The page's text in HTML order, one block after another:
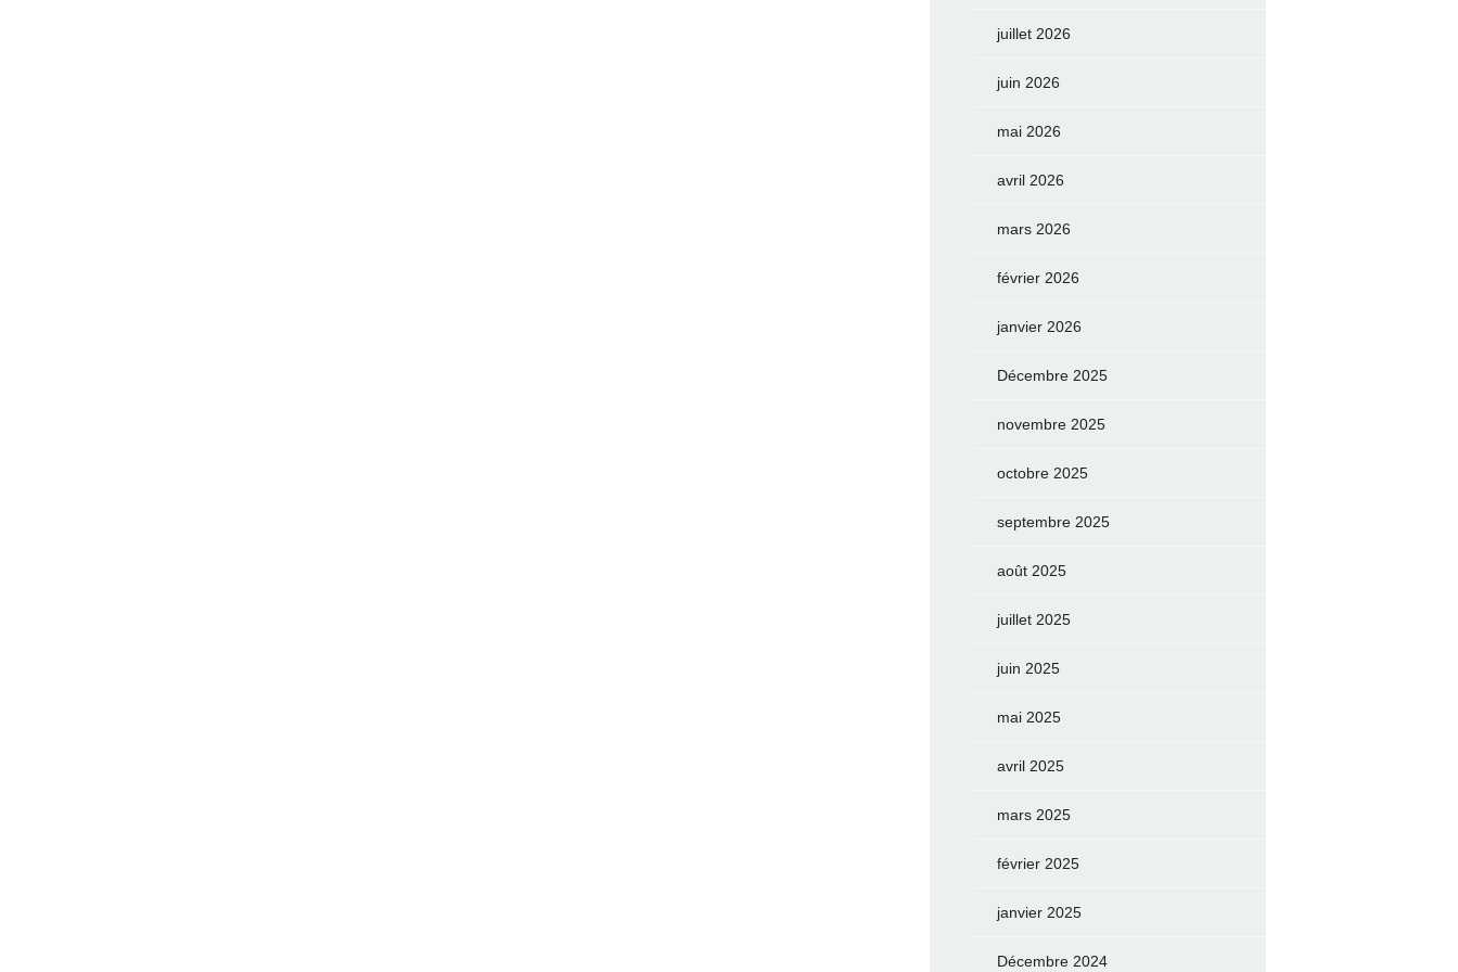
juillet 2026
juin 2026
mai 2026
avril 2026
mars 2026
février 2026
janvier 2026
Décembre 2025
novembre 2025
octobre 2025
septembre 2025
août 2025
juillet 2025
juin 2025
mai 2025
avril 2025
mars 2025
février 2025
janvier 2025
Décembre 2024